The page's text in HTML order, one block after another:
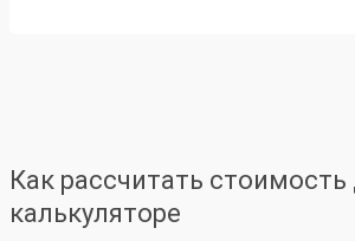
Как рассчитать
калькуляторе